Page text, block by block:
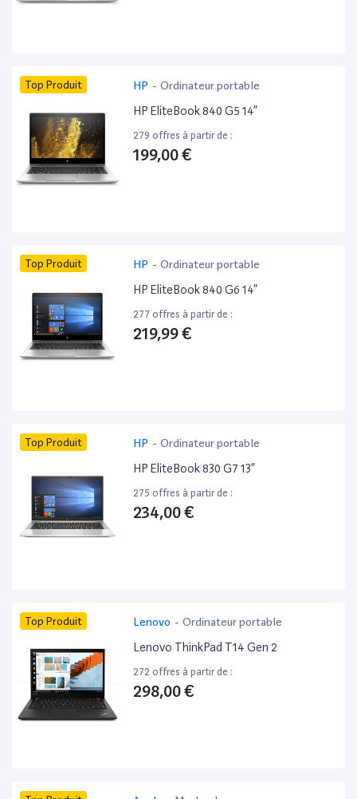
Top Produit HP - Ordinateur portable
HP EliteBook 840 G5 14”
279 offres à partir de :
199,00 €
Top Produit HP - Ordinateur portable
HP EliteBook 840 G6 14”
277 offres à partir de :
219,99 €
Top Produit HP - Ordinateur portable
HP EliteBook 830 G7 13”
275 offres à partir de :
234,00 €
Top Produit Lenovo - Ordinateur portable
Lenovo ThinkPad T14 Gen 2
272 offres à partir de :
298,00 €